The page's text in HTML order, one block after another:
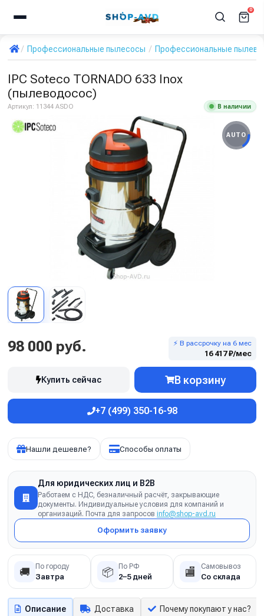
0
Профессиональные пылесосы Профессиональные
IPC Soteco TORNADO 633 Inox
(пылеводосос)
Артикул: 11344 ASDO В наличии
AUTO
98 000 руб. ⚡ В рассрочку на 6 мес
16 417 ₽/мес
Купить сейчас В корзину
+7 (499) 350-16-98
Нашли дешевле? Способы оплаты
Для юридических лиц и B2B
Работаем с НДС, безналичный расчёт, закрывающие
документы. Индивидуальные условия для компаний и
организаций. Почта для запросов info@shop-avd.ru
Оформить заявку
🚚 По городу
Завтра 📦 По РФ
2–5 дней 🏬 Самовывоз
Со склада
Описание Доставка Почему покупают у нас?